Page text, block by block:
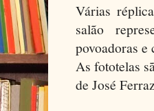
Várias
salão
povoadoras
As fototelas
de José